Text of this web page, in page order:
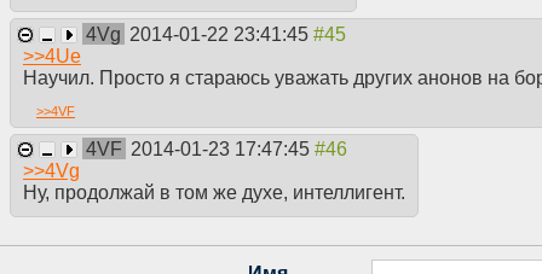
4Vg 2014-01-22 23:41:45
>>4Ue
Научил. Просто я стараюсь уважать других анонов на
>>4VF
4VF 2014-01-23 17:47:45
>>4Vg
Ну, продолжай в том же духе, интеллигент.